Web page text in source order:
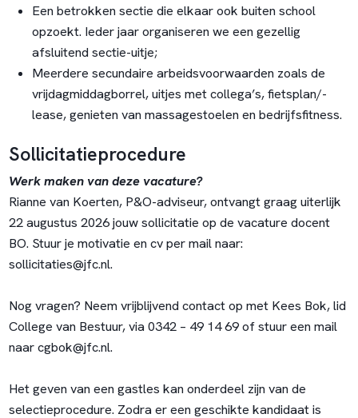
Een betrokken sectie die elkaar ook buiten school
opzoekt. Ieder jaar organiseren we een gezellig
afsluitend sectie-uitje;
Meerdere secundaire arbeidsvoorwaarden zoals de
vrijdagmiddagborrel, uitjes met collega’s, fietsplan/-
lease, genieten van massagestoelen en bedrijfsfitness.
Sollicitatieprocedure
Werk maken van deze vacature?
Rianne van Koerten, P&O-adviseur, ontvangt graag uiterlijk
22 augustus 2026 jouw sollicitatie op de vacature docent
BO. Stuur je motivatie en cv per mail naar:
sollicitaties@jfc.nl.
Nog vragen? Neem vrijblijvend contact op met Kees Bok, lid
College van Bestuur, via 0342 – 49 14 69 of stuur een mail
naarcgbok@jfc.nl.
Het geven van een gastles kan onderdeel zijn van de
selectieprocedure. Zodra er een geschikte kandidaat is